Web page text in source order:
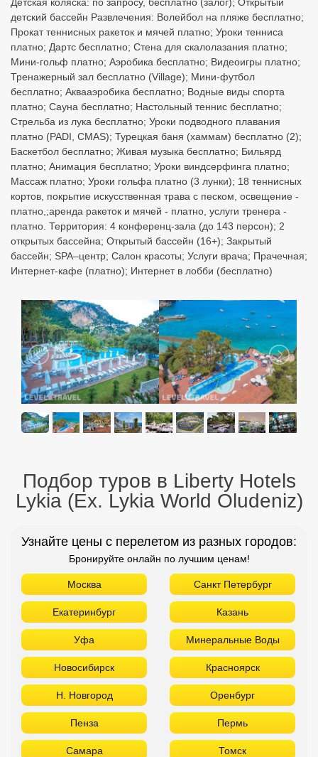
детский бассейн Развлечения: Волейбол на пляже бесплатно;
Прокат теннисных ракеток и мячей платно; Уроки тенниса
платно; Дартс бесплатно; Стена для скалолазания платно;
Мини-гольф платно; Аэробика бесплатно; Видеоигры платно;
Тренажерный зал бесплатно (Village); Мини-футбол
бесплатно; Аквааэробика бесплатно; Водные виды спорта
платно; Сауна бесплатно; Настольный теннис бесплатно;
Стрельба из лука бесплатно; Уроки подводного плавания
платно (PADI, CMAS); Турецкая баня (хаммам) бесплатно (2);
Баскетбол бесплатно; Живая музыка бесплатно; Бильярд
платно; Анимация бесплатно; Уроки виндсерфинга платно;
Массаж платно; Уроки гольфа платно (3 лунки); 18 теннисных
кортов, покрытие искусственная трава с песком, освещение -
платно,;аренда ракеток и мячей - платно, услуги тренера -
платно. Территория: 4 конференц-зала (до 143 персон); 2
открытых бассейна; Открытый бассейн (16+); Закрытый
бассейн; SPA–центр; Салон красоты; Услуги врача; Прачечная;
Интернет-кафе (платно); Интернет в лобби (бесплатно)
Подбор туров в Liberty Hotels
Lykia (Ex. Lykia World Oludeniz)
Узнайте цены с перелетом из разных городов:
Бронируйте онлайн по лучшим ценам!
Москва Санкт Петербург
Екатеринбург Казань
Уфа Минеральные Воды
Новосибирск Красноярск
Н. Новгород Оренбург
Пенза Пермь
Самара Томск